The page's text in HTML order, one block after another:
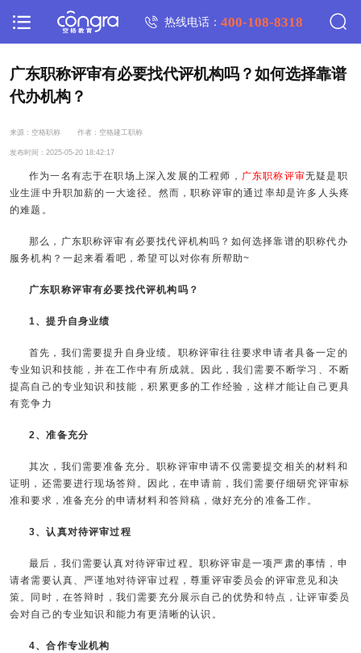
热线电话：400-108-8318
广东职称评审有必要找代评机构吗？如何选择靠谱
代办机构？
来源：空格职称 作者：空格建工职称
发布时间：2025-05-20 18:42:17
作为一名有志于在职场上深入发展的工程师， 广东职称评审无疑是职
业生涯中升职加薪的一大途径。然而，职称评审的通过率却是许多人头疼
的难题。
那么，广东职称评审有必要找代评机构吗？如何选择靠谱的职称代办
服务机构？一起来看看吧，希望可以对你有所帮助~
广东职称评审有必要找代评机构吗？
1、提升自身业绩
首先，我们需要提升自身业绩。职称评审往往要求申请者具备一定的
专业知识和技能，并在工作中有所成就。因此，我们需要不断学习、不断
提高自己的专业知识和技能，积累更多的工作经验，这样才能让自己更具
有竞争力
2、准备充分
其次，我们需要准备充分。职称评审申请不仅需要提交相关的材料和
证明，还需要进行现场答辩。因此，在申请前，我们需要仔细研究评审标
准和要求，准备充分的申请材料和答辩稿，做好充分的准备工作。
3、认真对待评审过程
最后，我们需要认真对待评审过程。职称评审是一项严肃的事情，申
请者需要认真、严谨地对待评审过程，尊重评审委员会的评审意见和决
策。同时，在答辩时，我们需要充分展示自己的优势和特点，让评审委员
会对自己的专业知识和能力有更清晰的认识。
4、合作专业机构